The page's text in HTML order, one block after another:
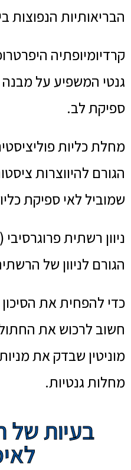
הבריאותיות הנפוצות
גנטי המשפיע על מבנה
ספיקת לב.
הגורם להיווצרות
שמוביל לאי ספיקת
הגורם לניוון של
כדי להפחית את
חשוב לרכוש את
מוניטין שבדק את
מחלות גנטיות.
בעיות של